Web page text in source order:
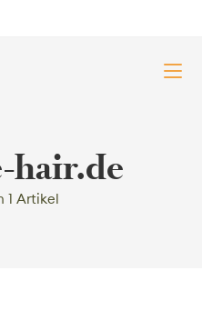
hair.de
1 Artikel